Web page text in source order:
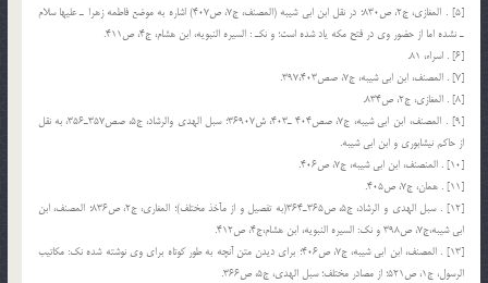
[5] . المغازی، ج2، ص830؛ در نقل ابن ابی شیبه (المصنف، ج7، ص407) اشاره به موضع فاطمه زهرا ـ علیها سلام
ـ نشده اما از حضور وی در فتح مكه یاد شده است؛ و نكـ : السیره النبویه، ابن هشام، ج4، ص411.
[6] . اسراء، 81.
[7] . المصنف، ابن ابی شیبه، ج7، صص397،403.
[8] . المغازی، ج2، ص834.
[9] . المصنف، ابن ابی شیبه، ج7، صص404 ـ403، ش36907؛ سبل الهدی والرشاد، ج5، صص357ـ356، به نقل
از حاكم نیشابوری و ابن ابی شیبه.
[10] . المنصنف، ابن ابی شیبه، ج7، ص406.
[11] . همان، ج7، ص405.
[12] . سبل الهدی و الرشاد، ج5، ص365ـ364(به تفصیل و از مآخذ مختلف)؛ المغاری، ج2، ص836؛ المصنف، ابن
ابی شیبه،ج7، ص398 و نك: السیره النبویه، ابن هشام،ج4، ص412.
[13] . المصنف، ابن ابی شیبه، ج7، ص406؛ برای دیدن متن آنچه به طور كوتاه برای وی نوشته شده نك: مكاتیب
الرسول، ج1، ص521؛ از مصادر مختلف؛ سبل الهدی، ج5، ص366.